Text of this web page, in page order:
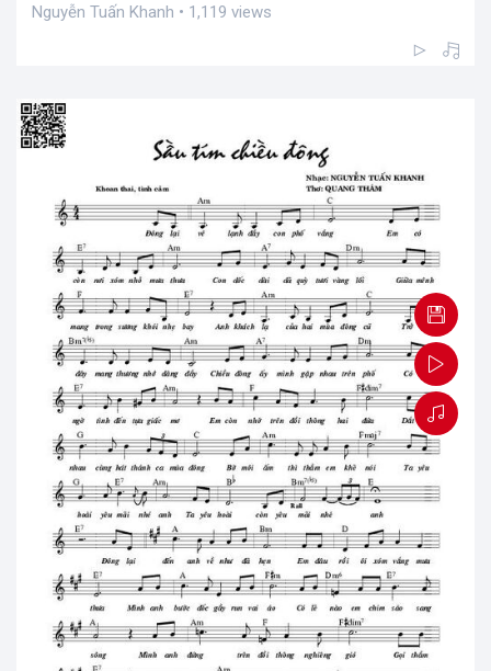
Nguyễn Tuấn Khanh • 1,119 views